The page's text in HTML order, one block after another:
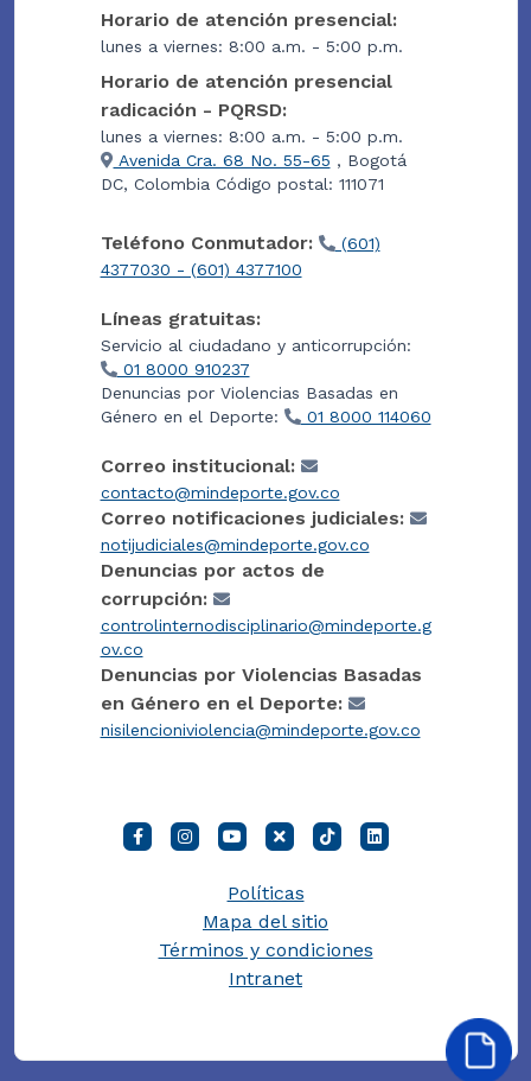
Horario de atención presencial:
lunes a viernes: 8:00 a.m. - 5:00 p.m.
Horario de atención presencial
radicación - PQRSD:
lunes a viernes: 8:00 a.m. - 5:00 p.m.
Avenida Cra. 68 No. 55-65 , Bogotá
DC, Colombia Código postal: 111071
Teléfono Conmutador:
(601)
4377030 - (601) 4377100
Líneas gratuitas:
Servicio al ciudadano y anticorrupción:
01 8000 910237
Denuncias por Violencias Basadas en
Género en el Deporte:
01 8000 114060
Correo institucional:
contacto@mindeporte.gov.co
Correo notificaciones judiciales:
notijudiciales@mindeporte.gov.co
Denuncias por actos de
corrupción:
controlinternodisciplinario@mindeporte.g
ov.co
Denuncias por Violencias Basadas
en Género en el Deporte:
nisilencioniviolencia@mindeporte.gov.co
Políticas
Mapa del sitio
Términos y condiciones
Intranet